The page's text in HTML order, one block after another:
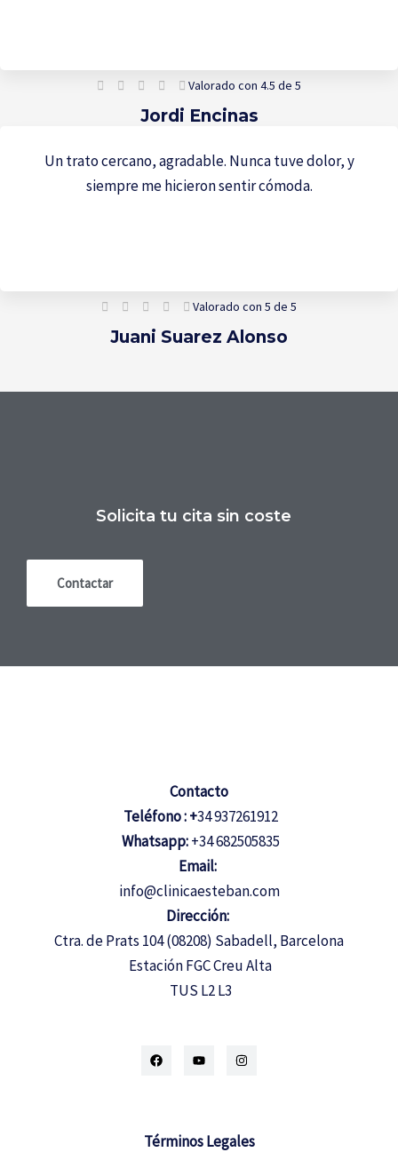
     Valorado con 4.5 de 5
Jordi Encinas
Un trato cercano, agradable. Nunca tuve dolor, y
siempre me hicieron sentir cómoda.
     Valorado con 5 de 5
Juani Suarez Alonso
Solicita tu cita sin coste
Contactar
Contacto
Teléfono : +34 937261912
Whatsapp:+34 682505835
Email:
info@clinicaesteban.com
Dirección:
Ctra. de Prats 104 (08208) Sabadell, Barcelona
Estación FGC Creu Alta
TUS L2 L3
Términos Legales